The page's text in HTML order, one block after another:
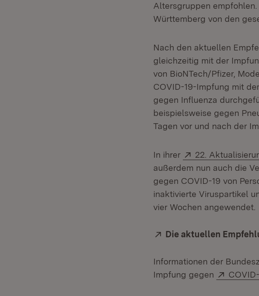
Altersgruppen
Württemberg von den
Nach den aktuellen
gleichzeitig mit der
von BioNTech/Pfizer,
COVID-19-Impfung mit
gegen Influenza
beispielsweise gegen
Tagen vor und nach der
In ihrer Extern:
22.
außerdem nun auch die
gegen COVID-19 von
inaktivierte Viruspartikel
vier Wochen angewendet.
Extern:
Die aktuellen
Informationen der
Impfung gegen
Extern: